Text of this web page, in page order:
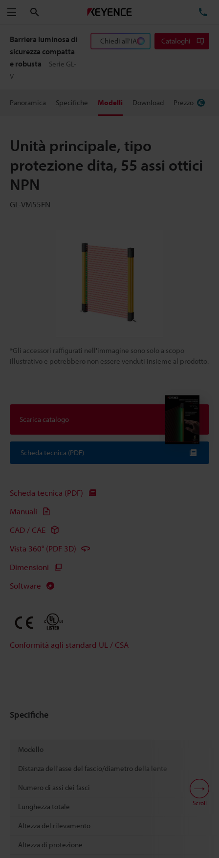
Menu
Barriera luminosa di
sicurezza compatta
e robusta
Serie GL-
V
Chiedi all'IA Cataloghi
Panoramica Specifiche Modelli Download Prezzo
Unità principale, tipo
protezione dita, 55 assi ottici
NPN
GL-VM55FN
*Gli accessori raffigurati nell'immagine sono solo a scopo
illustrativo e potrebbero non essere venduti insieme al prodotto.
Scarica catalogo
Scheda tecnica (PDF)
Scheda tecnica (PDF)
Manuali
CAD / CAE
Vista 360° (PDF 3D)
Dimensioni
Software
Conformità agli standard UL / CSA
Specifiche
Modello
Distanza dell'asse del fascio/diametro della lente
Numero di assi dei fasci
Lunghezza totale
Altezza del rilevamento
Altezza di protezione
Scroll